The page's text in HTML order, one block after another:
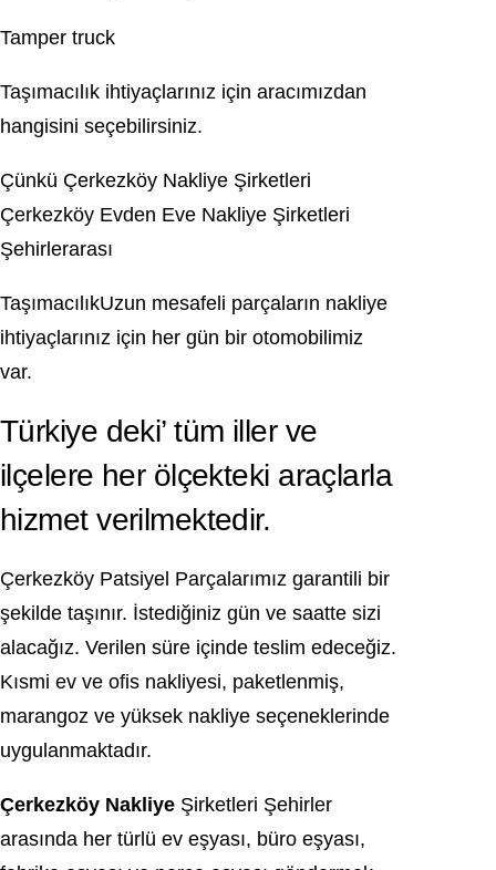
Tamper truck
Taşımacılık ihtiyaçlarınız için aracımızdan
hangisini seçebilirsiniz.
Çünkü Çerkezköy Nakliye Şirketleri
Çerkezköy Evden Eve Nakliye Şirketleri
Şehirlerarası
TaşımacılıkUzun mesafeli parçaların nakliye
ihtiyaçlarınız için her gün bir otomobilimiz
var.
Türkiye deki’ tüm iller ve
ilçelere her ölçekteki araçlarla
hizmet verilmektedir.
Çerkezköy Patsiyel Parçalarımız garantili bir
şekilde taşınır. İstediğiniz gün ve saatte sizi
alacağız. Verilen süre içinde teslim edeceğiz.
Kısmi ev ve ofis nakliyesi, paketlenmiş,
marangoz ve yüksek nakliye seçeneklerinde
uygulanmaktadır.
Çerkezköy Nakliye Şirketleri Şehirler
arasında her türlü ev eşyası, büro eşyası,